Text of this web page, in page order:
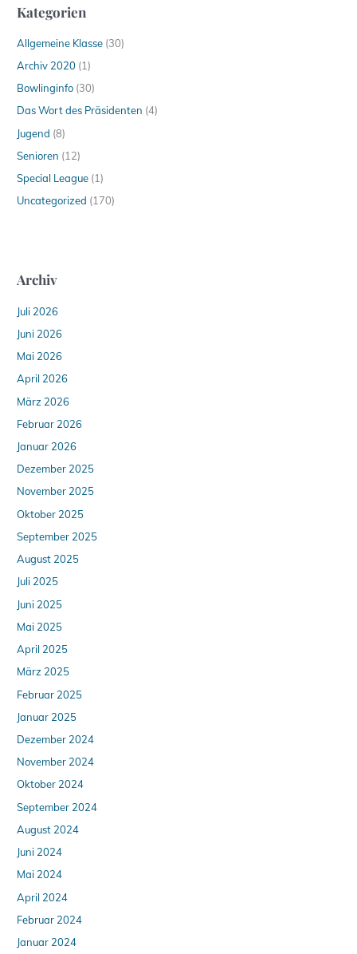
Kategorien
Allgemeine Klasse (30)
Archiv 2020 (1)
Bowlinginfo (30)
Das Wort des Präsidenten (4)
Jugend (8)
Senioren (12)
Special League (1)
Uncategorized (170)
Archiv
Juli 2026
Juni 2026
Mai 2026
April 2026
März 2026
Februar 2026
Januar 2026
Dezember 2025
November 2025
Oktober 2025
September 2025
August 2025
Juli 2025
Juni 2025
Mai 2025
April 2025
März 2025
Februar 2025
Januar 2025
Dezember 2024
November 2024
Oktober 2024
September 2024
August 2024
Juni 2024
Mai 2024
April 2024
Februar 2024
Januar 2024